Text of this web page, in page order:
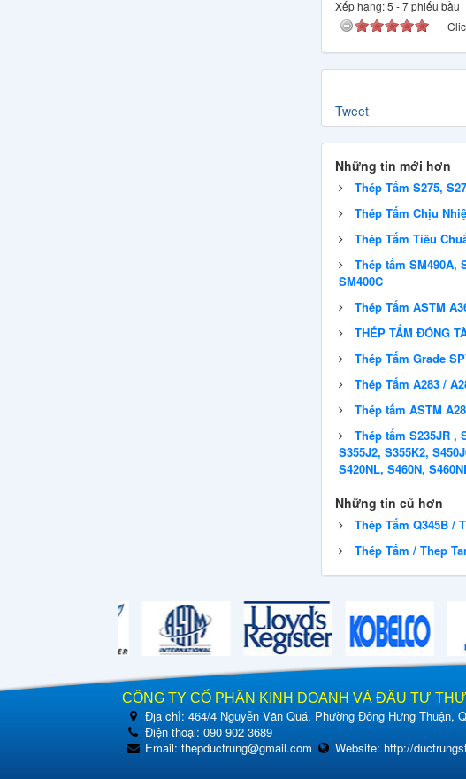
Xếp hạng:5 -7phiếu bầu
Tweet
Những tin mới hơn
Thép Tấm S275,
Thép Tấm Chịu
Thép Tấm Tiêu
Thép tấm SM490A,
SM400C
Thép Tấm ASTM
THÉP TẤM ĐÓNG
Thép Tấm Grade
Thép Tấm A283 /
Thép tấm ASTM
Thép tấm S235JR ,
S355J2, S355K2,
S420NL, S460N,
Những tin cũ hơn
Thép Tấm Q345B /
Thép Tấm / Thep
CÔNG TY CỔ PHẦN KINH DOANH VÀ ĐẦU TƯ
Địa chỉ: 464/4 Nguyễn Văn Quá, Phường Đông Hưng Thuận,
Điện thoại: 090 902 3689
Email: thepductrung@gmail.com Website: http://